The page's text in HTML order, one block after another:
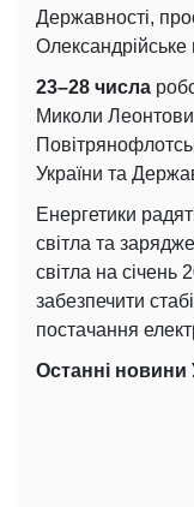
Державності,
23–28 числа
Миколи
України та
Енергетики
світла та
світла на
забезпечити
постачання
Останні новини